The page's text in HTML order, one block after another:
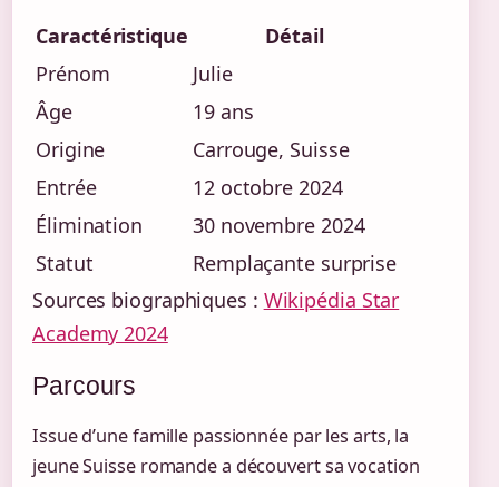
Caractéristique
Détail
Prénom
Julie
Âge
19 ans
Origine
Carrouge, Suisse
Entrée
12 octobre 2024
Élimination
30 novembre 2024
Statut
Remplaçante surprise
Sources biographiques : Wikipédia Star
Academy 2024
Parcours
Issue d’une famille passionnée par les arts, la
jeune Suisse romande a découvert sa vocation